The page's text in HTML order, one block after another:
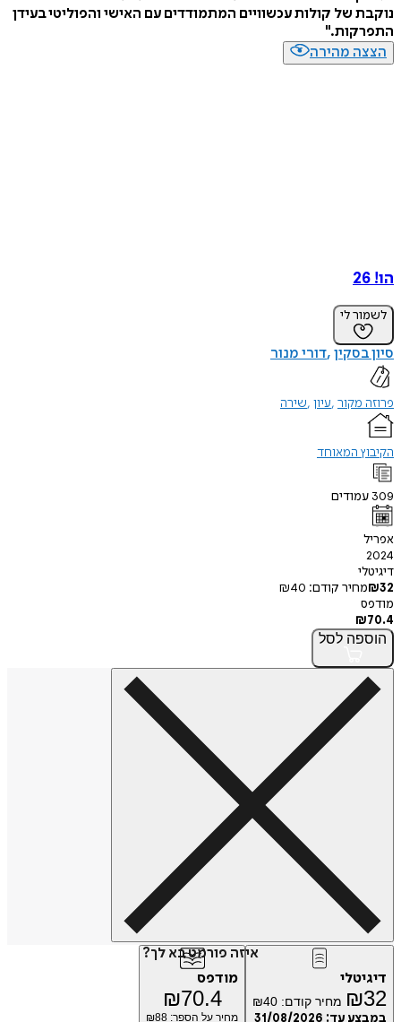
נוקבת של קולות עכשוויים המתמודדים עם האישי והפוליטי בעידן
התפרקות."
הצצה מהירה
הו! 26
לשמור לי
סיון בסקין דורי מנור
פרוזה מקור עיון שירה
הקיבוץ המאוחד
309 עמודים
אפריל
2024
דיגיטלי
₪32 מחיר קודם: ₪40
מודפס
₪70.4
הוספה לסל
איזה פורמט בא לך?
דיגיטלי
₪32 מחיר קודם: ₪40
במבצע עד: 31/08/2026
מודפס
₪70.4
מחיר על הספר: ₪ 88